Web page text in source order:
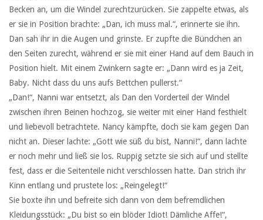
Becken an, um die Windel zurechtzurücken. Sie zappelte etwas, als
er sie in Position brachte: „Dan, ich muss mal.“, erinnerte sie ihn.
Dan sah ihr in die Augen und grinste. Er zupfte die Bündchen an
den Seiten zurecht, während er sie mit einer Hand auf dem Bauch in
Position hielt. Mit einem Zwinkern sagte er: „Dann wird es ja Zeit,
Baby. Nicht dass du uns aufs Bettchen pullerst.“
„Dan!“, Nanni war entsetzt, als Dan den Vorderteil der Windel
zwischen ihren Beinen hochzog, sie weiter mit einer Hand festhielt
und liebevoll betrachtete. Nancy kämpfte, doch sie kam gegen Dan
nicht an. Dieser lachte: „Gott wie süß du bist, Nanni!“, dann lachte
er noch mehr und ließ sie los. Ruppig setzte sie sich auf und stellte
fest, dass er die Seitenteile nicht verschlossen hatte. Dan strich ihr
Kinn entlang und prustete los: „Reingelegt!“
Sie boxte ihn und befreite sich dann von dem befremdlichen
Kleidungsstück: „Du bist so ein blöder Idiot! Dämliche Affe!“,